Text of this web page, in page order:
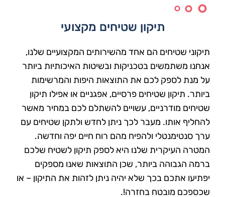
תיקון שטיחים מקצועי
תיקוני שטיחים הם אחד מהשירותים המקצועיים שלנו,
אנחנו משתמשים בטכניקות ובשיטות האיכותיות ביותר
על מנת לספק לכם את התוצאות היפות והמרשימות
ביותר. תיקון שטיחים פרסיים, אפגניים או אפילו תיקון
שטיחים מודרניים, עשויים להשתלם לכם במחיר מאשר
להחליף אותו. מעבר לכך ניתן לחדש ולתקן שטיחים עם
ערך סנטימנטלי ולהפיח מהם רוח חיים יפה וחדשה.
המטרה העיקרית שלנו היא לספק תיקון לשטיח שלכם
ברמה הגבוהה ביותר, שכן התוצאות שאנו מספקים
יפתיעו אתכם בכך שלא יהיה ניתן לזהות את התיקון – או
שכספכם מובטח בחזרה!.